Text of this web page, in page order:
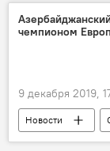
чемпионом
9 декабря 2019,
Новости
Азербайджан